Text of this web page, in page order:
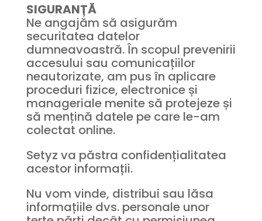
SIGURANȚĂ
Ne angajăm să asigurăm
securitatea datelor
dumneavoastră. În scopul prevenirii
accesului sau comunicațiilor
neautorizate, am pus în aplicare
proceduri fizice, electronice și
manageriale menite să protejeze și
să mențină datele pe care le-am
colectat online.
Setyz va păstra confidențialitatea
acestor informații.
Nu vom vinde, distribui sau lăsa
informațiile dvs. personale unor